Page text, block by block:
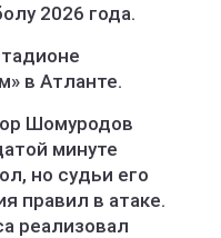
2026 года.
в Атланте.
Шомуродов
минуте
но судьи его
правил в атаке.
реализовал